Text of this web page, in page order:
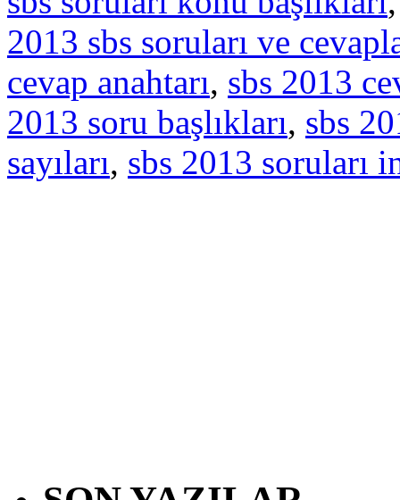
2013 sbs soruları ve
cevap anahtarı, sbs 2013
2013 soru başlıkları, sbs
sayıları, sbs 2013 soruları